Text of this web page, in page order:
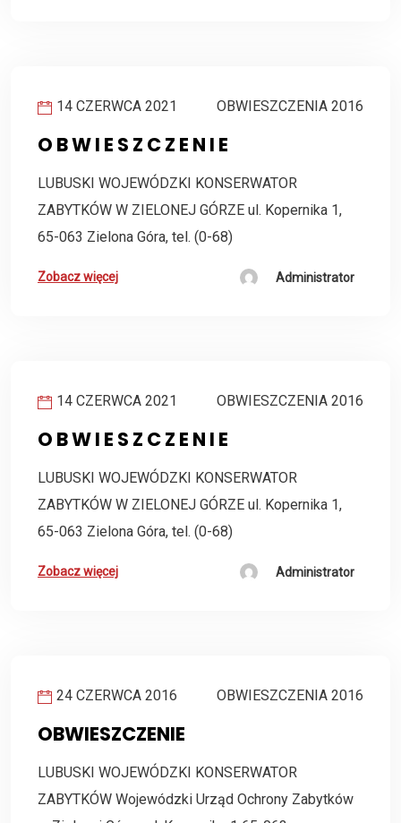
14 CZERWCA 2021 OBWIESZCZENIA 2016
O B W I E S Z C Z E N I E
LUBUSKI WOJEWÓDZKI KONSERWATOR
ZABYTKÓW W ZIELONEJ GÓRZE ul. Kopernika 1,
65-063 Zielona Góra, tel. (0-68)
Zobacz więcej Administrator
14 CZERWCA 2021 OBWIESZCZENIA 2016
O B W I E S Z C Z E N I E
LUBUSKI WOJEWÓDZKI KONSERWATOR
ZABYTKÓW W ZIELONEJ GÓRZE ul. Kopernika 1,
65-063 Zielona Góra, tel. (0-68)
Zobacz więcej Administrator
24 CZERWCA 2016 OBWIESZCZENIA 2016
OBWIESZCZENIE
LUBUSKI WOJEWÓDZKI KONSERWATOR
ZABYTKÓW Wojewódzki Urząd Ochrony Zabytków